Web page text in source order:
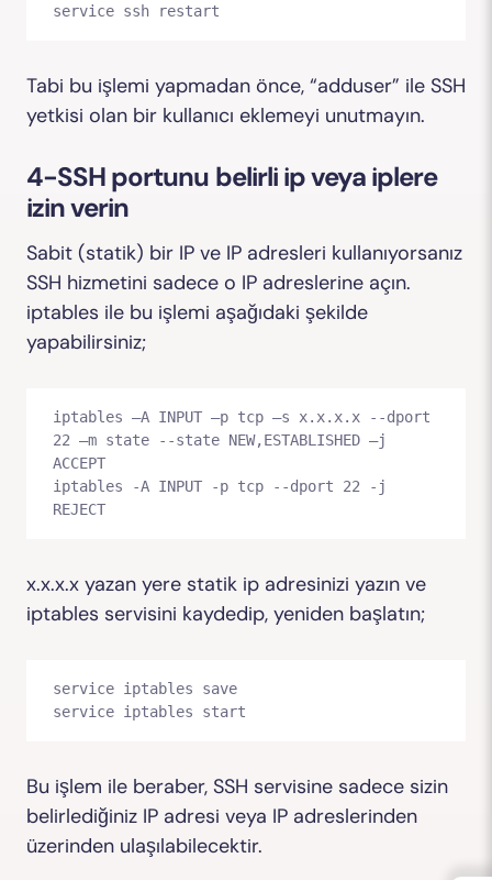
service ssh restart
Tabi bu işlemi yapmadan önce, “adduser” ile SSH
yetkisi olan bir kullanıcı eklemeyi unutmayın.
4-SSH portunu belirli ip veya iplere
izin verin
Sabit (statik) bir IP ve IP adresleri kullanıyorsanız
SSH hizmetini sadece o IP adreslerine açın.
iptables ile bu işlemi aşağıdaki şekilde
yapabilirsiniz;
iptables –A INPUT –p tcp –s x.x.x.x --dport
22 –m state --state NEW,ESTABLISHED –j
ACCEPT
iptables -A INPUT -p tcp --dport 22 -j
REJECT
x.x.x.x yazan yere statik ip adresinizi yazın ve
iptables servisini kaydedip, yeniden başlatın;
service iptables save
service iptables start
Bu işlem ile beraber, SSH servisine sadece sizin
belirlediğiniz IP adresi veya IP adreslerinden
üzerinden ulaşılabilecektir.